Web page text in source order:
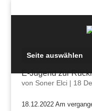
Seite auswählen
E-Jugend zur
von Soner Elci| 18
18.12.2022 Am